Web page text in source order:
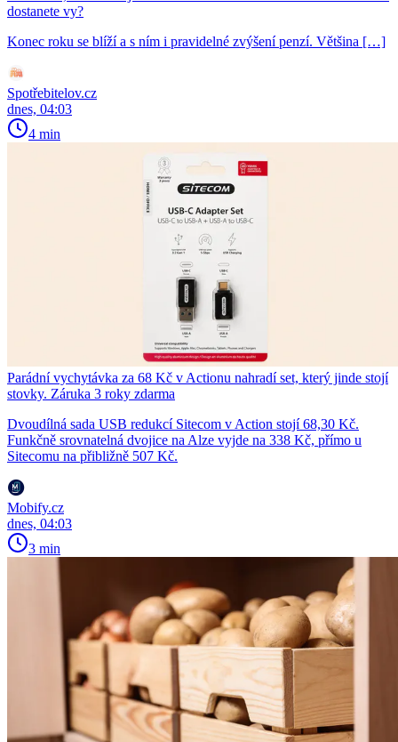
dostanete vy?
Konec roku se blíží a s ním i pravidelné zvýšení penzí. Většina […]
Spotřebitelov.cz
dnes, 04:03
4 min
Parádní vychytávka za 68 Kč v Actionu nahradí set, který jinde stojí
stovky. Záruka 3 roky zdarma
Dvoudílná sada USB redukcí Sitecom v Action stojí 68,30 Kč.
Funkčně srovnatelná dvojice na Alze vyjde na 338 Kč, přímo u
Sitecomu na přibližně 507 Kč.
Mobify.cz
dnes, 04:03
3 min